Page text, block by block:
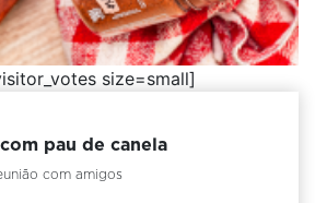
size=small]
pau de canela
com amigos